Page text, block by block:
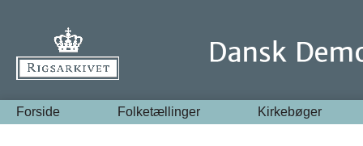
Forside Folketællinger Kirkebøger